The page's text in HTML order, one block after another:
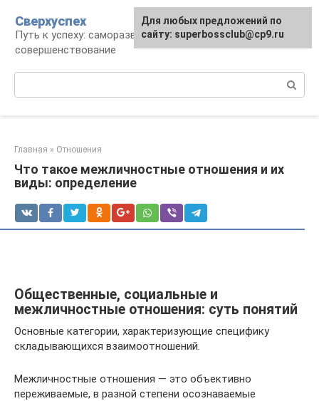
контенту
Сверхуспех
Путь к успеху: саморазвитие и
совершенствование
Главная » Отношения
Что такое межличностные отношения и их
виды: определение
Общественные, социальные и
межличностные отношения: суть понятий
Основные категории, характеризующие специфику
складывающихся взаимоотношений.
Межличностные отношения — это объективно
переживаемые, в разной степени осознаваемые
Для любых предложений по
сайту: superbossclub@cp9.ru